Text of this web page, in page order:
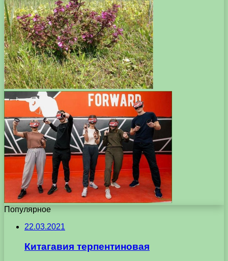
Популярное
22.03.2021
Китагавия терпентиновая